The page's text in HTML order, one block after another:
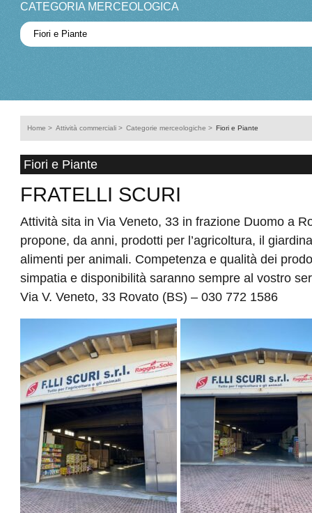
CATEGORIA MERCEOLOGICA
Home > Attività commerciali > Categorie merceologiche > Fiori e Piante
Fiori e Piante
FRATELLI SCURI
Attività sita in Via Veneto, 33 in frazione Duomo a
propone, da anni, prodotti per l’agricoltura, il
alimenti per animali. Competenza e qualità dei
simpatia e disponibilità saranno sempre al vostro
Via V. Veneto, 33 Rovato (BS) – 030 772 1586